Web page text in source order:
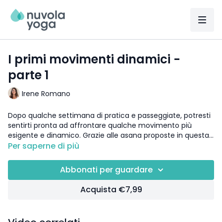
I primi movimenti dinamici -
parte 1
Irene Romano
Dopo qualche settimana di pratica e passeggiate, potresti
sentirti pronta ad affrontare qualche movimento più
esigente e dinamico. Grazie alle asana proposte in questa
pratica, inizierai a contattare gruppi muscolari necessari
l'impegnativa quotidianità propria di una neo mamma.
Subito dopo il parto, fare esercizi per la tonicità del
pavimento pelvico può aiutare nel processo di guarigione.
Seguire le seguenti indicazioni:
• dopo 6 settimane (se la donna ha avuto un parto
Per saperne di più
Abbonati per guardare
Acquista €7,99